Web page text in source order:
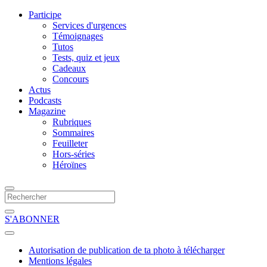
Participe
Services d'urgences
Témoignages
Tutos
Tests, quiz et jeux
Cadeaux
Concours
Actus
Podcasts
Magazine
Rubriques
Sommaires
Feuilleter
Hors-séries
Héroïnes
S'ABONNER
Autorisation de publication de ta photo à télécharger
Mentions légales